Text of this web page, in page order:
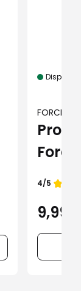
FORCE
Note de
4/5
9,99